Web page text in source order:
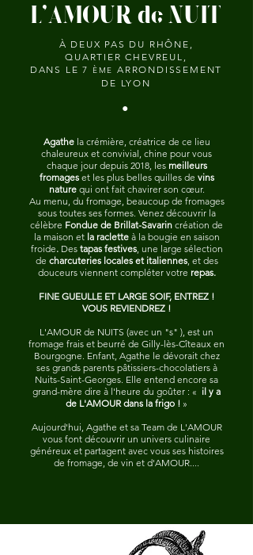
L'AMOUR de NUIT
À DEUX PAS DU RHÔNE,
QUARTIER CHEVREUL,
DANS LE 7
ÈME ARRONDISSEMENT
DE LYON
•
Agathela crémière, créatrice de ce lieu
chaleureux et convivial, chine pour vous
chaque jour depuis 2018, les meilleurs
fromageset les plus belles quilles de vins
naturequi ont fait chavirer son cœur.
Au menu, du fromage, beaucoup de fromages
sous toutes ses formes. Venez découvrir la
célèbre Fondue de Brillat-Savarin création de
la maison etla raclette à la bougie en saison
froide. Des tapas festives, une large sélection
de charcuteries locales et italiennes, et des
douceurs viennent compléter votre repas.
FINE GUEULLE ET LARGE SOIF, ENTREZ !
VOUS REVIENDREZ !
L'AMOUR de NUITS (avec un "s" ), est un
fromage frais et beurré de Gilly-lès-Cîteaux en
Bourgogne. Enfant, Agathe le dévorait chez
ses grands parents pâtissiers-chocolatiers à
Nuits-Saint-Georges. Elle entend encore sa
grand-mère dire à l'heure du goûter : « il y a
de L'AMOUR dans la frigo ! »
Aujourd'hui, Agathe et sa Team de L'AMOUR
vous font découvrir un univers culinaire
généreux et partagent avec vous ses histoires
de fromage, de vin et d'AMOUR....